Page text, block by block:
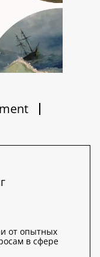
от опытных
в сфере